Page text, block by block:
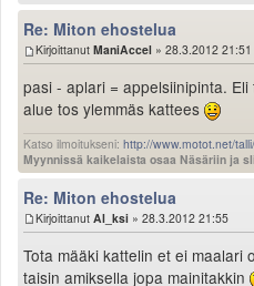
Re: Miton ehostelua
Kirjoittanut ManiAccel » 28.3.2012 21:51
pasi - aplari = appelsiinipinta.
alue tos ylemmäs kattees
Katso ilmoitukseni: http://www.motot.net/
Myynnissä kaikelaista osaa Näsäriin ja
Re: Miton ehostelua
Kirjoittanut Al_ksi » 28.3.2012 21:55
Tota määki kattelin et ei maalari
taisin amiksella jopa mainitakkin